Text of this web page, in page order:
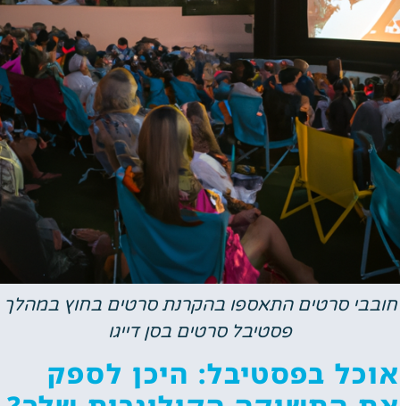
חובבי סרטים התאספו בהקרנת סרטים בחוץ במהלך
פסטיבל סרטים בסן דייגו
אוכל בפסטיבל: היכן לספק